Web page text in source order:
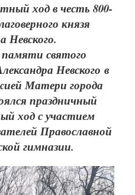
ход в честь 800-
князя
Невского.
памяти святого
Невского в
Матери города
праздничный
ход с участием
Православной
гимназии.